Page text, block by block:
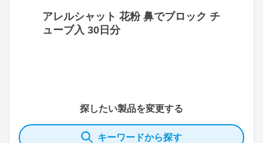
アレルシャット 花粉 鼻でブロック チ
ューブ入 30日分
探したい製品を変更する
キーワードから探す